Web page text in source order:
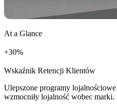
At a Glance
+ %
Wskaźnik Retencji Klientów
Ulepszone programy
wzmocniły lojalność wobec marki.